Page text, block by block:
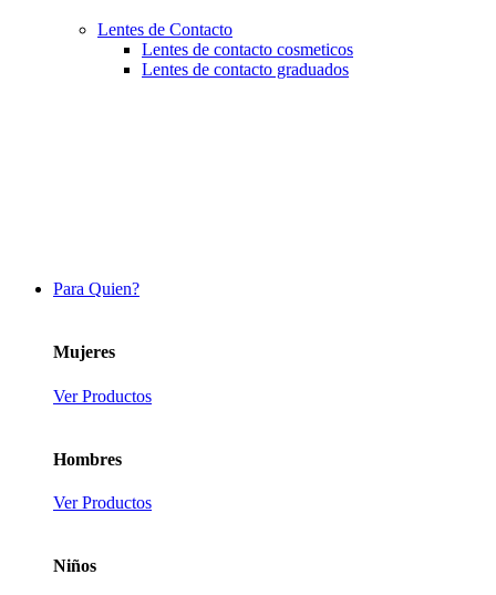
Lentes de Contacto
Lentes de contacto cosmeticos
Lentes de contacto graduados
Para Quien?
Mujeres
Ver Productos
Hombres
Ver Productos
Niños